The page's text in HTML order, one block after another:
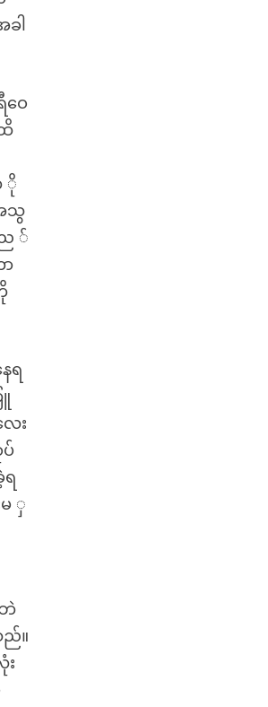
ါ
ဝေ
သွ
ည
ရ
ေး
ရ
မ
ည်။